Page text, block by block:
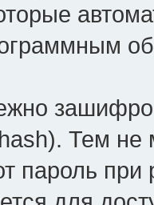
hash). Тем
пароль